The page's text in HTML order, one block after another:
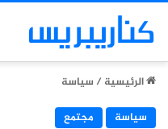
الرئيسية/ سياسة
سياسة
مجتمع